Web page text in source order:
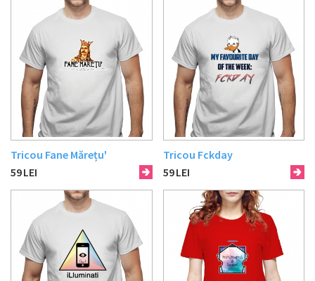
Tricou Fane Mărețu'
59LEI
Tricou Fckday
59LEI